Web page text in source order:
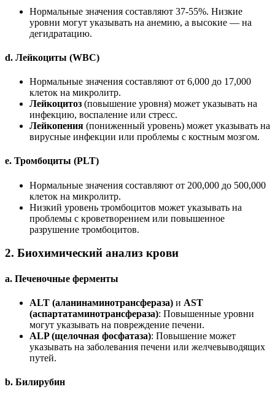
Нормальные значения составляют 37-55%. Низкие
уровни могут указывать на анемию, а высокие — на
дегидратацию.
d. Лейкоциты (WBC)
Нормальные значения составляют от 6,000 до 17,000
клеток на микролитр.
Лейкоцитоз (повышение уровня) может указывать на
инфекцию, воспаление или стресс.
Лейкопения (пониженный уровень) может указывать на
вирусные инфекции или проблемы с костным мозгом.
e. Тромбоциты (PLT)
Нормальные значения составляют от 200,000 до 500,000
клеток на микролитр.
Низкий уровень тромбоцитов может указывать на
проблемы с кроветворением или повышенное
разрушение тромбоцитов.
2. Биохимический анализ крови
a. Печеночные ферменты
ALT (аланинаминотрансфераза) и AST
(аспартатаминотрансфераза): Повышенные уровни
могут указывать на повреждение печени.
ALP (щелочная фосфатаза): Повышение может
указывать на заболевания печени или желчевыводящих
путей.
b. Билирубин